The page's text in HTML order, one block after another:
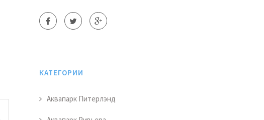
КАТЕГОРИИ
Аквапарк Питерлэнд